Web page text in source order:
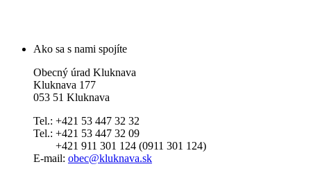
Ako sa s nami spojíte
Obecný úrad Kluknava
Kluknava 177
053 51 Kluknava
Tel.: +421 53 447 32 32
Tel.: +421 53 447 32 09
+421 911 301 124 (0911 301 124)
E-mail: obec@kluknava.sk